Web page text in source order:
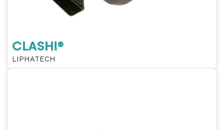
CLASH!®
LIPHATECH